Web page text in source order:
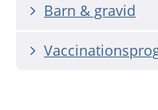
Barn & gravid